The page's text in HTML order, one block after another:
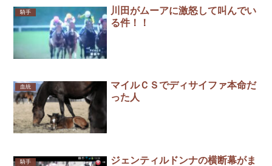
騎手
川田がムーアに激怒して叫んでい
る件！！
血統
マイルＣＳでディサイファ本命だ
った人
騎手
ジェンティルドンナの横断幕がま